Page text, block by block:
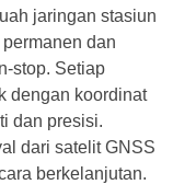
jaringan stasiun
dan
stop. Setiap
dengan koordinat
dan presisi.
dari satelit GNSS
berkelanjutan.